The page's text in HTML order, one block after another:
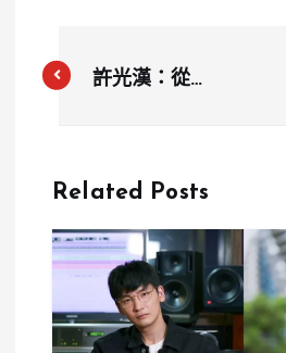
許光漢：從螢
路
Related Posts